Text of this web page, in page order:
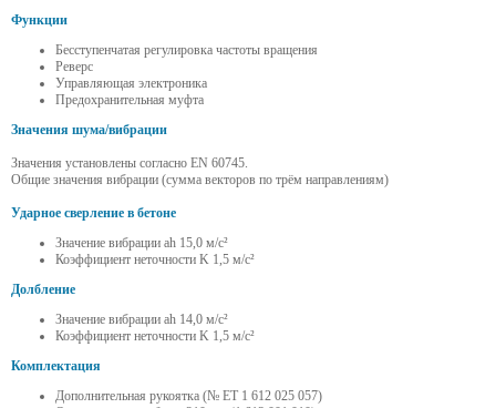
Функции
Бесступенчатая регулировка частоты вращения
Реверс
Управляющая электроника
Предохранительная муфта
Значения шума/вибрации
Значения установлены согласно EN 60745.
Общие значения вибрации (сумма векторов по трём направлениям)
Ударное сверление в бетоне
Значение вибрации ah 15,0 м/с²
Коэффициент неточности K 1,5 м/с²
Долбление
Значение вибрации ah 14,0 м/с²
Коэффициент неточности K 1,5 м/с²
Комплектация
Дополнительная рукоятка (№ ET 1 612 025 057)